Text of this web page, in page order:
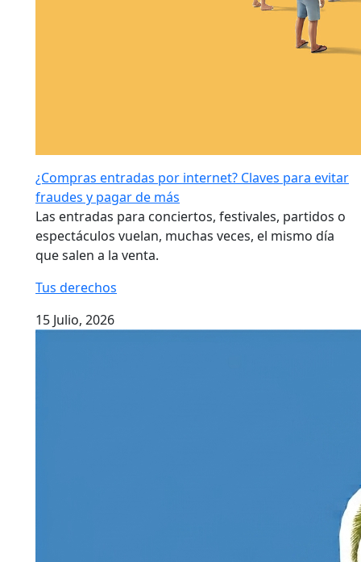
¿Compras entradas por internet? Claves para evitar
fraudes y pagar de más
Las entradas para conciertos, festivales, partidos o
espectáculos vuelan, muchas veces, el mismo día
que salen a la venta.
Tus derechos
15 Julio, 2026